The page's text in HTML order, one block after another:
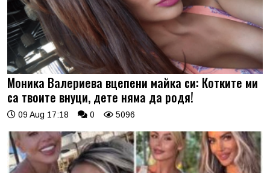
Моника Валериева вцепени майка си: Котките ми
са твоите внуци, дете няма да родя!
09 Aug 17:18 0 5096